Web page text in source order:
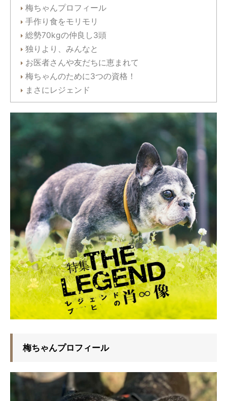
梅ちゃんプロフィール
手作り食をモリモリ
総勢70kgの仲良し3頭
独りより、みんなと
お医者さんや友だちに恵まれて
梅ちゃんのために3つの資格！
まさにレジェンド
梅ちゃんプロフィール